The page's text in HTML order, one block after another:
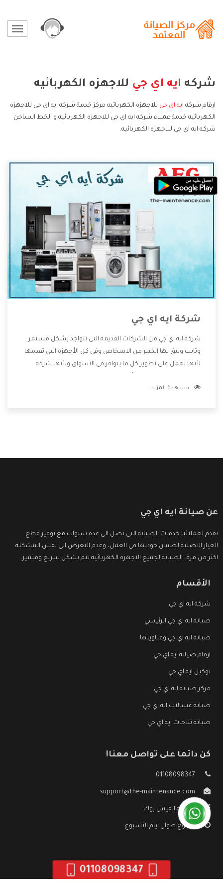
شركه ايه اي جي للاجهزه الكهربائيه
ارقام شركه ايه اي جي للاجهزه الكهربائيه مركز خدمة شركه ايه اي جي للاجهزه
الكهربائيه خدمة عملاء شركه ايه اي جي للاجهزه الكهربائيه و الخط الساخن
شركه ايه اي جي للاجهزه الكهربائيه.
شركة ايه اي جي
شركة ايه اي جي من الشركات القديمة التى تتواجد بشكل مستمر
وثابت ويثق بها الكثير من الاشخاص وفى كل الأجهزة التى تقدمها
لأنها تعمل على تطوير كل ما يتوافر فى الأسواق ولأنها شركة
وتقدم للعملاء أقوى العروض والخصومات التى تسهل على
مشاهدة المزيد
عن صيانة ايه اي جي
نقدم لعملائنا خدمات الصيانة التى تصل الى عدة سنوات مع توفير قطع
الغيار الاصلية لضمان جودتها فى العمل، وعدم التعرض الى نفس المشكلة
اكثر من مرة، الصيانة لجميع الاجهزة الكهربائية تتم بشكل سريع ومتميز.
الأقسام
شركة ايه اي جي
صيانة ايه اي جي الرئيسي
صيانة ايه اي جي وعناوينها
ارقام صيانة ايه اي جي
توكيل ايه اي جي
مركز صيانة ايه اي جي
صيانة غسالات ايه اي جي
صيانة ثلاجات ايه اي جي
كن دائما على تواصل معنا!
01108098347
support@the-maintenance.com
صفحة الفيس بوك
مفتوح طوال ايام الأسبوع
01108098347